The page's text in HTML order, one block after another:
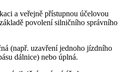
a veřejně přístupnou účelovou
povolení silničního správního
(např. uzavření jednoho jízdního
dálnice) nebo úplná.